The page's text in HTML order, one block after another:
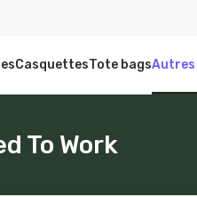
CasquettesTote bagsAutres
To Work